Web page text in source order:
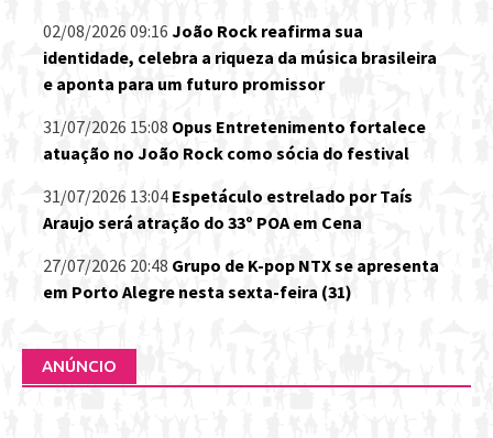
02/08/2026 09:16 João Rock reafirma sua
identidade, celebra a riqueza da música brasileira
e aponta para um futuro promissor
31/07/2026 15:08 Opus Entretenimento fortalece
atuação no João Rock como sócia do festival
31/07/2026 13:04 Espetáculo estrelado por Taís
Araujo será atração do 33º POA em Cena
27/07/2026 20:48 Grupo de K-pop NTX se apresenta
em Porto Alegre nesta sexta-feira (31)
ANÚNCIO